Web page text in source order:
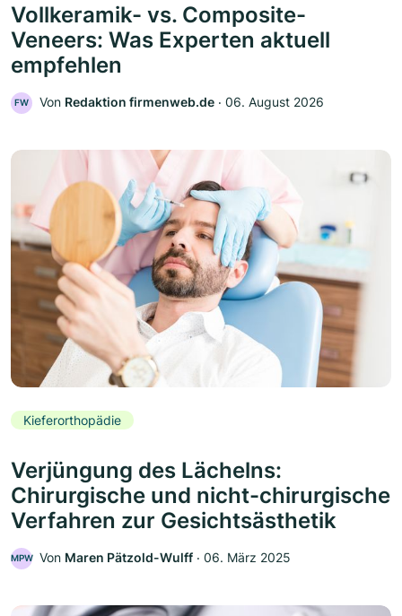
Vollkeramik- vs. Composite-
Veneers: Was Experten aktuell
empfehlen
FW Von Redaktion firmenweb.de ‧ 06. August 2026
Kieferorthopädie
Verjüngung des Lächelns:
Chirurgische und nicht-chirurgische
Verfahren zur Gesichtsästhetik
MPW Von Maren Pätzold-Wulff ‧ 06. März 2025